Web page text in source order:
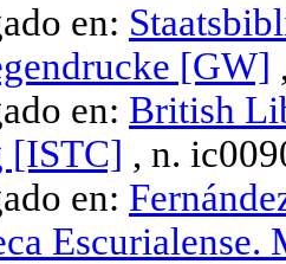
en:
[GW]
en: British
[ISTC] , n.
en:
Escurialense.